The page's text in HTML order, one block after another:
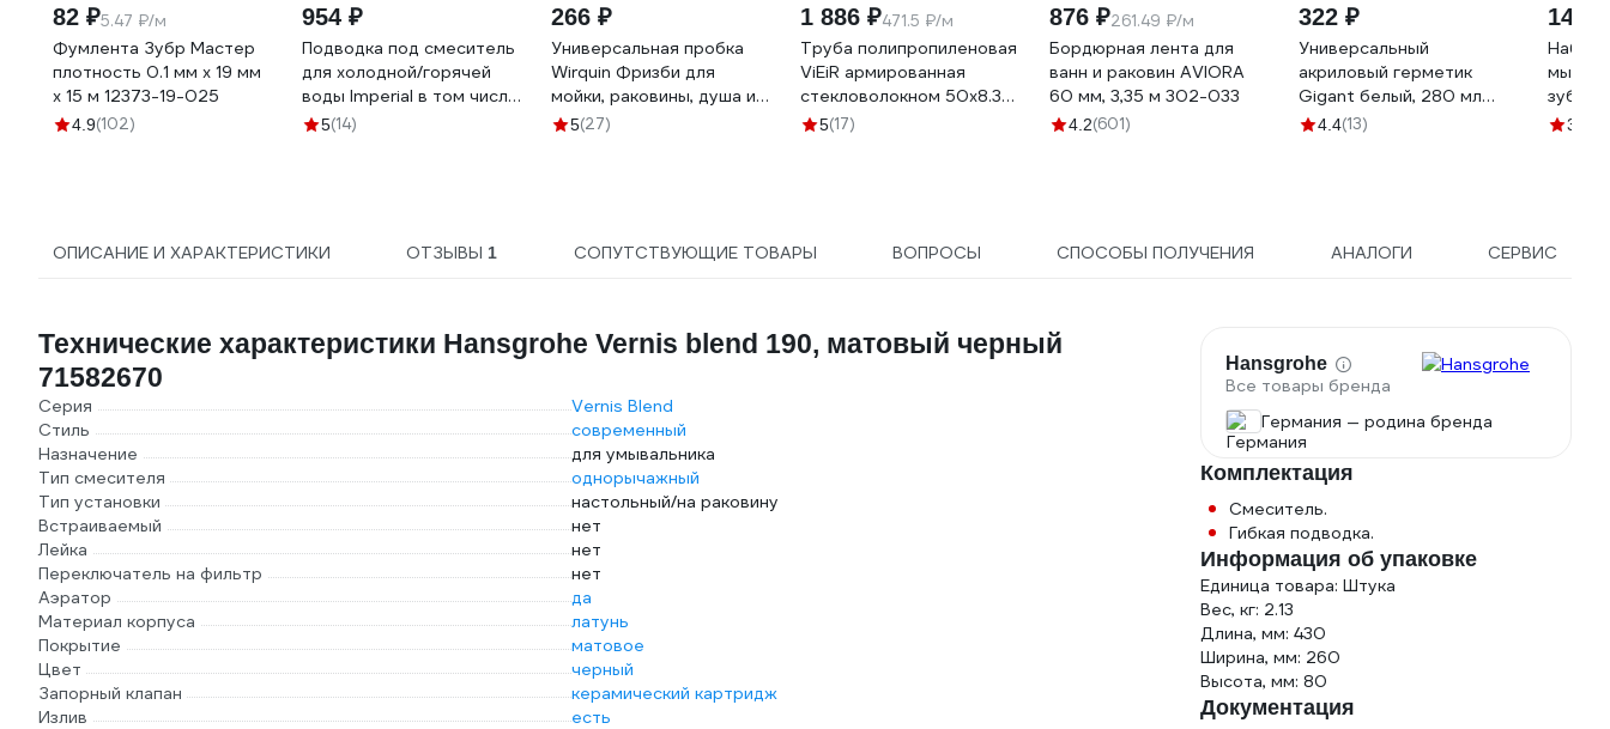
82 ₽5.47 ₽/м
Фумлента Зубр Мастер
плотность 0.1 мм х 19 мм
х 15 м 12373-19-025
4.9(102)
954 ₽
Подводка под смеситель
для холодной/горячей
воды Imperial в том числе
питьевой, в стальной
5(14)
266 ₽
Универсальная пробка
Wirquin Фризби для
мойки, раковины, душа и
ванной 30717574
5(27)
1 886 ₽471.5 ₽/м
Труба полипропиленовая
ViEiR армированная
стекловолокном 50x8.3
мм PN25 длина 4 метра
5(17)
876 ₽261.49 ₽/м
Бордюрная лента для
ванн и раковин AVIORA
60 мм, 3,35 м 302-033
4.2(601)
322 ₽
Универсальный
акриловый герметик
Gigant белый, 280 мл
GAGW-03
4.4(13)
147 ₽
Набор
3.5
ОПИСАНИЕ И ХАРАКТЕРИСТИКИ ОТЗЫВЫ 1 СОПУТСТВУЮЩИЕ ТОВАРЫ ВОПРОСЫ СПОСОБЫ ПОЛУЧЕНИЯ АНАЛОГИ СЕРВИС
Технические характеристики Hansgrohe Vernis blend 190, матовый черный
71582670
Серия
Vernis Blend
Стиль
современный
Назначение
для умывальника
Тип смесителя
однорычажный
Тип установки
настольный/на раковину
Встраиваемый
нет
Лейка
нет
Переключатель на фильтр
нет
Аэратор
да
Материал корпуса
латунь
Покрытие
матовое
Цвет
черный
Запорный клапан
керамический картридж
Излив
есть
Hansgrohe
Все товары бренда
Германия — родина бренда
Комплектация
Смеситель.
Гибкая подводка.
Информация об упаковке
Единица товара: Штука
Вес, кг: 2.13
Длина, мм: 430
Ширина, мм: 260
Высота, мм: 80
Документация